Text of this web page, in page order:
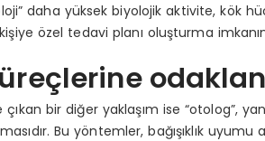
daha yüksek biyolojik aktivite, kök
özel tedavi planı oluşturma
bir diğer yaklaşım ise “otolog”,
Bu yöntemler, bağışıklık uyumu